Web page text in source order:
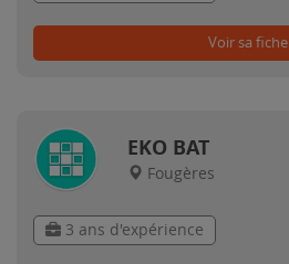
Voir sa fiche
EKO BAT
Fougères
3 ans d'expérience